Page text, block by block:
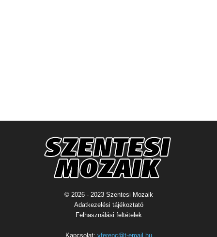
© 2026 - 2023 Szentesi Mozaik
Adatkezelési tájékoztató
Felhasználási feltételek
Kapcsolat: vferenc@t-email.hu